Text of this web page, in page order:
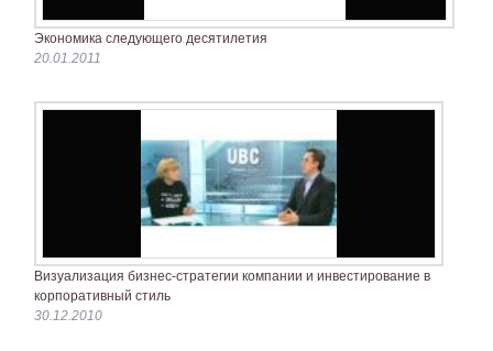
Экономика следующего десятилетия
20.01.2011
Визуализация бизнес-стратегии компании и инвестирование в
корпоративный стиль
30.12.2010